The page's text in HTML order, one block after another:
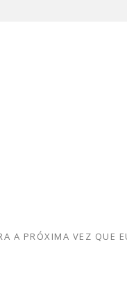
A PRÓXIMA VEZ QUE